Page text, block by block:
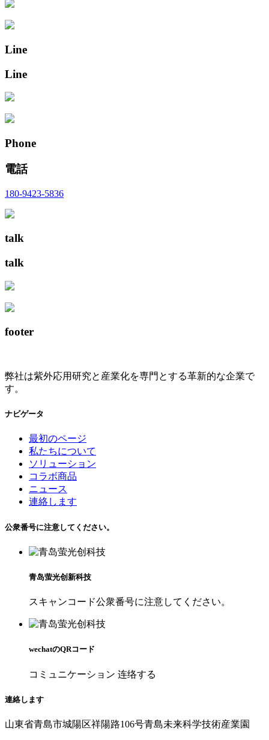
Line
Line
Phone
電話
180-9423-5836
talk
talk
footer
弊社は紫外応用研究と産業化を専門とする革新的な企業で
す。
ナビゲータ
最初のページ
私たちについて
ソリューション
コラボ商品
ニュース
連絡します
公衆番号に注意してください。
青岛萤光创新科技
スキャンコード公衆番号に注意してください。
wechatのQRコード
コミュニケーション 连络する
連絡します
山東省青島市城陽区祥陽路106号青島未来科学技術産業園